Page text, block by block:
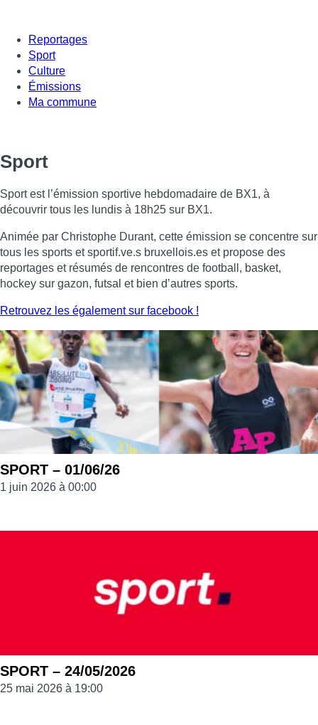
Reportages
Sport
Culture
Émissions
Ma commune
Sport
Sport est l’émission sportive hebdomadaire de BX1, à
découvrir tous les lundis à 18h25 sur BX1.
Animée par Christophe Durant, cette émission se concentre sur
tous les sports et sportif.ve.s bruxellois.es et propose des
reportages et résumés de rencontres de football, basket,
hockey sur gazon, futsal et bien d’autres sports.
Retrouvez les également sur facebook !
SPORT – 01/06/26
1 juin 2026 à 00:00
SPORT – 24/05/2026
25 mai 2026 à 19:00